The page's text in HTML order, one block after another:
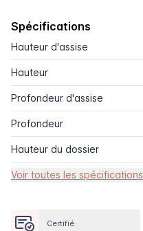
Spécifications
Hauteur d'assise
Hauteur
Profondeur d'assise
Profondeur
Hauteur du dossier
Voir toutes les spécifications
Certifié